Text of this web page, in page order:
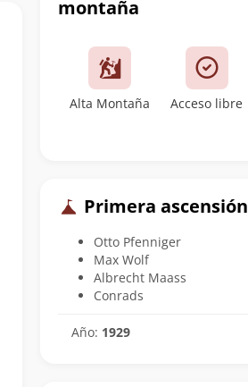
montaña
Alta Montaña Acceso libre
Primera ascensión
Otto Pfenniger
Max Wolf
Albrecht Maass
Conrads
Año: 1929